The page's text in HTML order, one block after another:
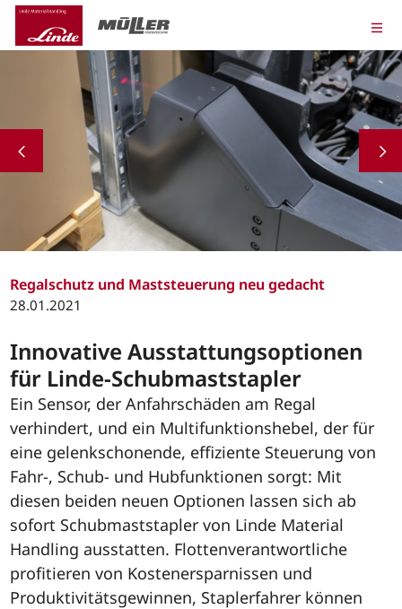
Regalschutz und Maststeuerung neu gedacht
28.01.2021
Innovative Ausstattungsoptionen
für Linde-Schubmaststapler
Ein Sensor, der Anfahrschäden am Regal
verhindert, und ein Multifunktionshebel, der für
eine gelenkschonende, effiziente Steuerung von
Fahr-, Schub- und Hubfunktionen sorgt: Mit
diesen beiden neuen Optionen lassen sich ab
sofort Schubmaststapler von Linde Material
Handling ausstatten. Flottenverantwortliche
profitieren von Kostenersparnissen und
Produktivitätsgewinnen, Staplerfahrer können